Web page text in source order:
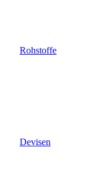
Rohstoffe
Devisen